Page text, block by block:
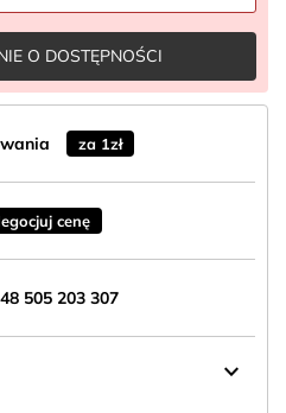
O DOSTĘPNOŚCI
za 1zł
cenę
505 203 307
keyboard_arrow_down